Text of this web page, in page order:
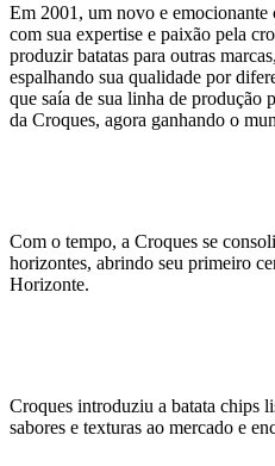
Em 2001, um novo e
com sua expertise e paixão pela
produzir batatas para outras
espalhando sua qualidade por
que saía de sua linha de produção
da Croques, agora ganhando o
Com o tempo, a Croques se
horizontes, abrindo seu primeiro
Horizonte.
Croques introduziu a batata chips
sabores e texturas ao mercado e